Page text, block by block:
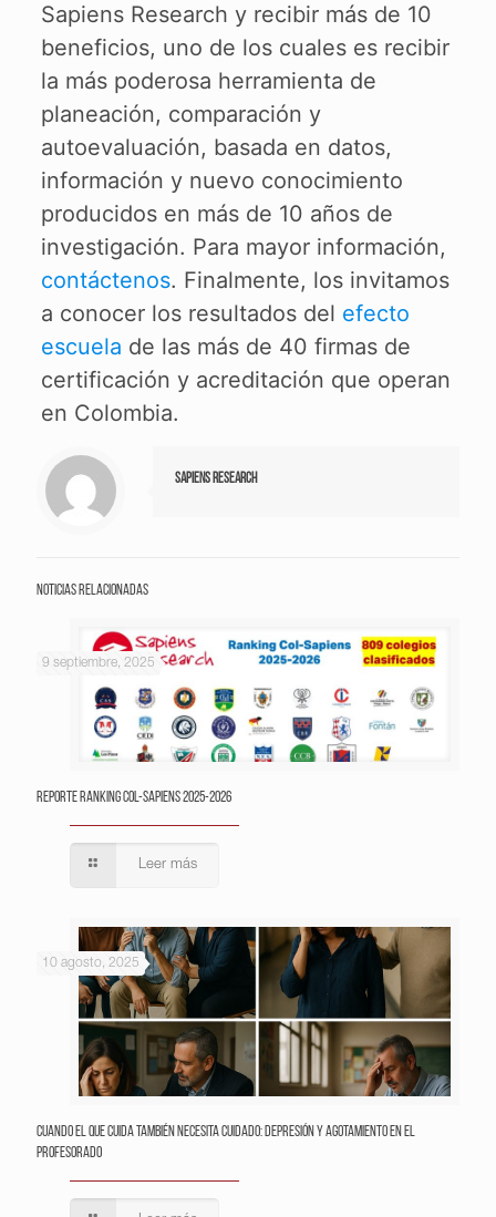
Sapiens Research y recibir más de 10
beneficios, uno de los cuales es recibir
la más poderosa herramienta de
planeación, comparación y
autoevaluación, basada en datos,
información y nuevo conocimiento
producidos en más de 10 años de
investigación. Para mayor información,
contáctenos. Finalmente, los invitamos
a conocer los resultados del efecto
escuela de las más de 40 firmas de
certificación y acreditación que operan
en Colombia.
Sapiens Research
Noticias relacionadas
9 septiembre, 2025
Reporte Ranking Col-Sapiens 2025-2026
Leer más
10 agosto, 2025
Cuando el que cuida también necesita cuidado: depresión y agotamiento en el
profesorado